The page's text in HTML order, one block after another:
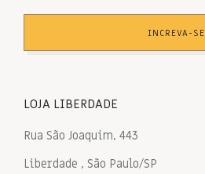
INCREVA-SE
LOJA LIBERDADE
Rua São Joaquim, 443
Liberdade , São Paulo/SP